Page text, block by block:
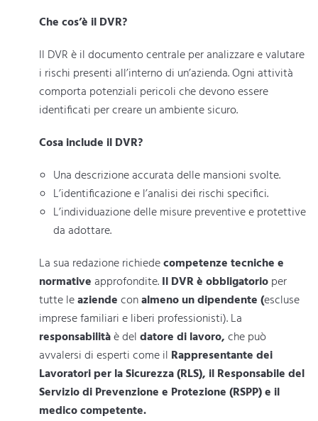
Che cos’è il DVR?
Il DVR è il documento centrale per analizzare e valutare
i rischi presenti all’interno di un’azienda. Ogni attività
comporta potenziali pericoli che devono essere
identificati per creare un ambiente sicuro.
Cosa include il DVR?
Una descrizione accurata delle mansioni svolte.
L’identificazione e l’analisi dei rischi specifici.
L’individuazione delle misure preventive e protettive
da adottare.
La sua redazione richiedecompetenze tecniche e
normativeapprofondite.Il DVR è obbligatorioper
tutte leaziendeconalmeno un dipendente (escluse
imprese familiari e liberi professionisti). La
responsabilitàè deldatore di lavoro,che può
avvalersi di esperti come il Rappresentante dei
Lavoratori per la Sicurezza (RLS), il Responsabile del
Servizio di Prevenzione e Protezione (RSPP) e il
medico competente.